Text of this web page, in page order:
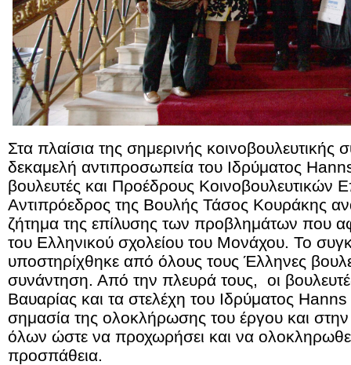
Στα πλαίσια της σημερινής
δεκαμελή αντιπροσωπεία του Ιδρύματος
βουλευτές και Προέδρους Κοινοβουλευτικών
Αντιπρόεδρος της Βουλής Τάσος Κουράκης
ζήτημα της επίλυσης των προβλημάτων που
του Ελληνικού σχολείου του Μονάχου. Το
υποστηρίχθηκε από όλους τους Έλληνες
συνάντηση. Από την πλευρά τους, οι
Βαυαρίας και τα στελέχη του Ιδρύματος
σημασία της ολοκλήρωσης του έργου και
όλων ώστε να προχωρήσει και να
προσπάθεια.